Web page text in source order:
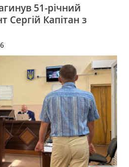
51-річний
Сергій Капітан з